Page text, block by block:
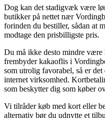
Dog kan det stadigvæk være
butikker på nettet nær
forinden du bestiller, sådan at
modtage den prisbilligste pris.
Du må ikke desto mindre være
frembyder kakaoflis i
som utrolig favorabel, så er
internet virksomhed.
som beskytter dig som køber
Vi tilråder køb med kort eller
alternativ bør du udnytte et